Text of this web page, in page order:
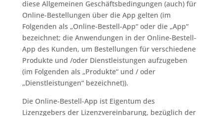
diese Allgemeinen Geschäftsbedingungen (auch) für
Online-Bestellungen über die App gelten (im
Folgenden als „Online-Bestell-App“ oder die „App“
bezeichnet; die Anwendungen in der Online-Bestell-
App des Kunden, um Bestellungen für verschiedene
Produkte und /oder Dienstleistungen aufzugeben
(im Folgenden als „Produkte“ und / oder
„Dienstleistungen“ bezeichnet)).
Die Online-Bestell-App ist Eigentum des
Lizenzgebers der Lizenzvereinbarung, bezüglich der